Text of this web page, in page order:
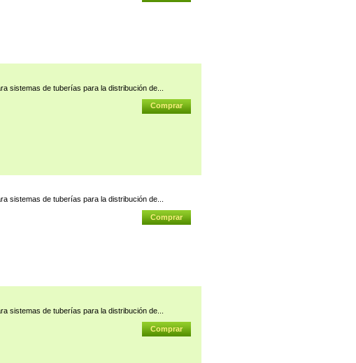
sistemas de tuberías para la distribución de...
sistemas de tuberías para la distribución de...
sistemas de tuberías para la distribución de...